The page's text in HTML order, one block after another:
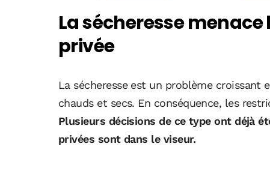
La sécheresse menace
privée
La sécheresse est un problème croissant
chauds et secs. En conséquence, les
Plusieurs décisions de ce type ont déjà
privées sont dans le viseur.